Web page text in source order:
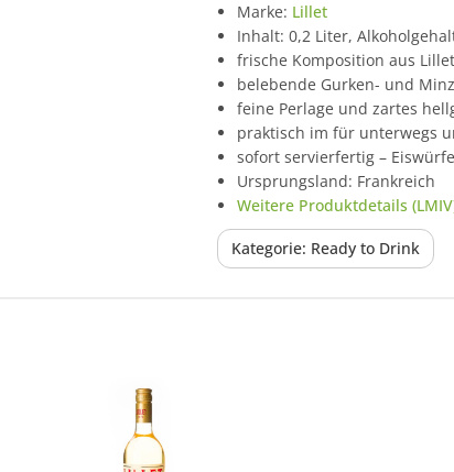
Marke: Lillet
Inhalt: 0,2 Liter,
frische Komposition aus
belebende Gurken- und
feine Perlage und zartes
praktisch im für unterwegs
sofort servierfertig –
Ursprungsland: Frankreich
Weitere Produktdetails
Kategorie: Ready to Drink